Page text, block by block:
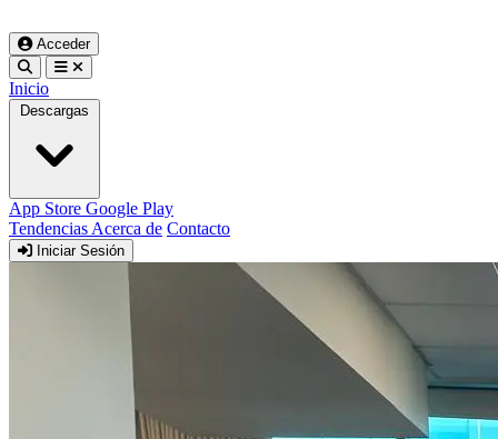
Acceder
Inicio
Descargas
App Store Google Play
Tendencias Acerca de Contacto
Iniciar Sesión